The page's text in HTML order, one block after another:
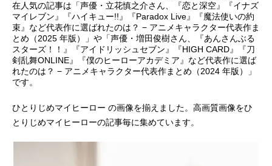
アニメ記事一覧 声優記事一覧
アニメ映画一覧 実写化映画一覧
今期アニメ曜日別一覧
秋アニメ 冬アニメ
在人気の記事は「声優・立花慎之介さん、『恋と深空』『イナズ
マイレブン』『ハイキュー!!』『Paradox Live』『魔法使いの約
束』など代表作に選ばれたのは？ − アニメキャラクター代表作ま
とめ（2025 年版）」や「声優・増田俊樹さん、『あんさんぶる
スターズ！！』『アイドリッシュセブン』『HIGH CARD』『刀
剣乱舞ONLINE』『僕のヒーローアカデミア』など代表作に選ば
れたのは？ − アニメキャラクター代表作まとめ（2024 年版）」
です。
ひとりじめマイヒーロー の画像を揃えました。高画質画像をひ
とりじめマイヒーローの記事毎に集めています。